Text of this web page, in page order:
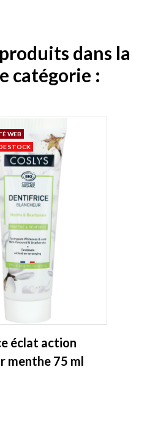
dans la
catégorie :
éclat action
menthe 75 ml
WEB
STOCK